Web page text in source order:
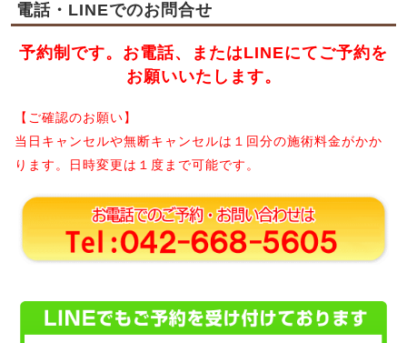
電話・LINEでのお問合せ
予約制です。お電話、またはLINEにてご予約を
お願いいたします。
【ご確認のお願い】
当日キャンセルや無断キャンセルは１回分の施術料金がかか
ります。日時変更は１度まで可能です。